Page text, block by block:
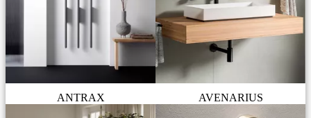
ANTRAX AVENARIUS